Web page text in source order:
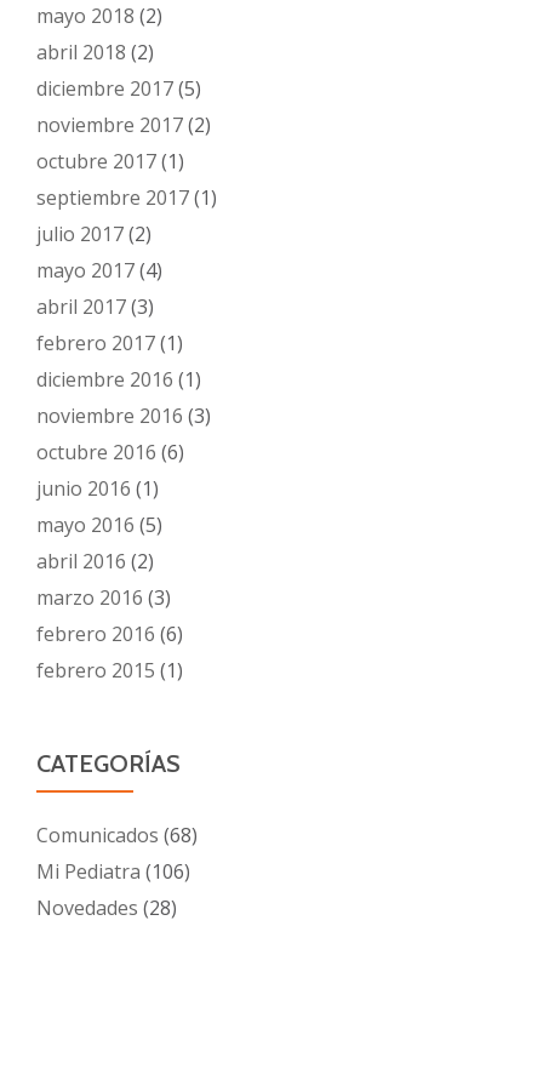
mayo 2018 (2)
abril 2018 (2)
diciembre 2017(5)
noviembre 2017(2)
octubre 2017(1)
septiembre 2017(1)
julio 2017(2)
mayo 2017(4)
abril 2017(3)
febrero 2017(1)
diciembre 2016 (1)
noviembre 2016 (3)
octubre 2016 (6)
junio 2016 (1)
mayo 2016 (5)
abril 2016 (2)
marzo 2016 (3)
febrero 2016 (6)
febrero 2015 (1)
CATEGORÍAS
Comunicados (68)
Mi Pediatra (106)
Novedades (28)